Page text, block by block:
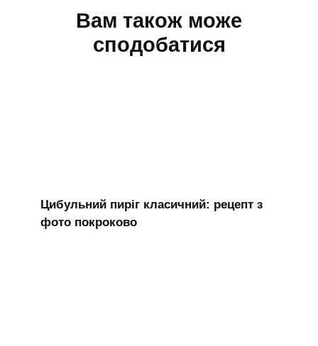
Вам також може
сподобатися
Цибульний пиріг класичний: рецепт з
фото покроково